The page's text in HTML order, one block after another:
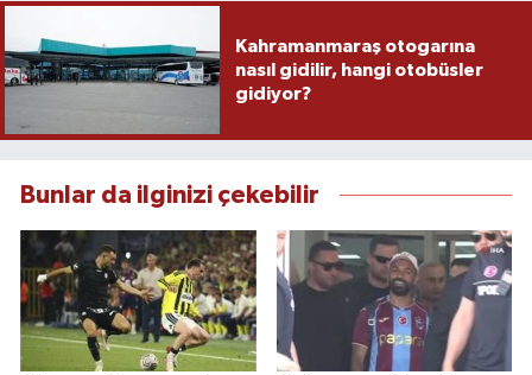
Kahramanmaraş otogarına
nasıl gidilir, hangi otobüsler
gidiyor?
Bunlar da ilginizi çekebilir